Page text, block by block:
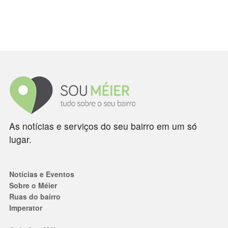
As notícias e serviços do seu bairro em um só
lugar.
Notícias e Eventos
Sobre o Méier
Ruas do bairro
Imperator